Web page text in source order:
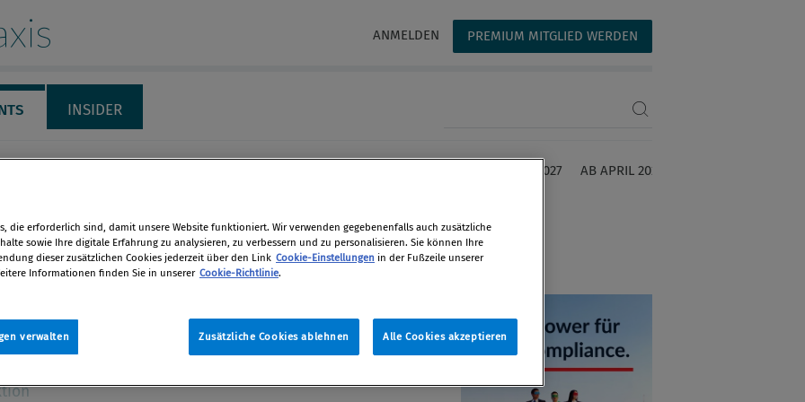
ANMELDEN PREMIUM MITGLIED WERDEN
INSIDER
MÄRZ 2027 AB APRIL 2027
Spenden &
an Amtsträger, Behörden,
WERBUNG
die erforderlich sind, damit unsere Website funktioniert. Wir verwenden gegebenenfalls auch zusätzliche
sowie Ihre digitale Erfahrung zu analysieren, zu verbessern und zu personalisieren. Sie können Ihre
dieser zusätzlichen Cookies jederzeit über den Link Cookie-Einstellungen in der Fußzeile unserer
Informationen finden Sie in unserer Cookie-Richtlinie.
Zusätzliche Cookies ablehnen Alle Cookies akzeptieren
verwalten